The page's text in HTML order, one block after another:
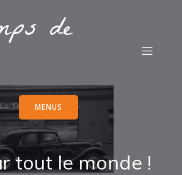
de
MENUS
tout le monde !